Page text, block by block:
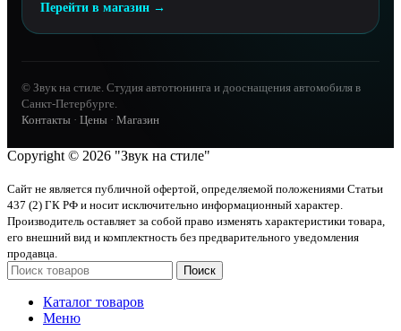
Перейти в магазин →
© Звук на стиле. Студия автотюнинга и дооснащения автомобиля в
Санкт-Петербурге.
Контакты · Цены · Магазин
Copyright © 2026 "Звук на стиле"
Сайт не является публичной офертой, определяемой положениями Статьи
437 (2) ГК РФ и носит исключительно информационный характер.
Производитель оставляет за собой право изменять характеристики товара,
его внешний вид и комплектность без предварительного уведомления
продавца.
Поиск
Каталог товаров
Меню